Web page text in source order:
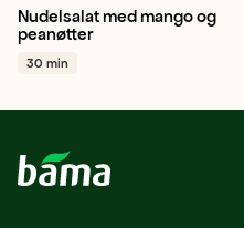
Gulrot
Paprika rød
Nudelsalat med mango og
peanøtter
30 min